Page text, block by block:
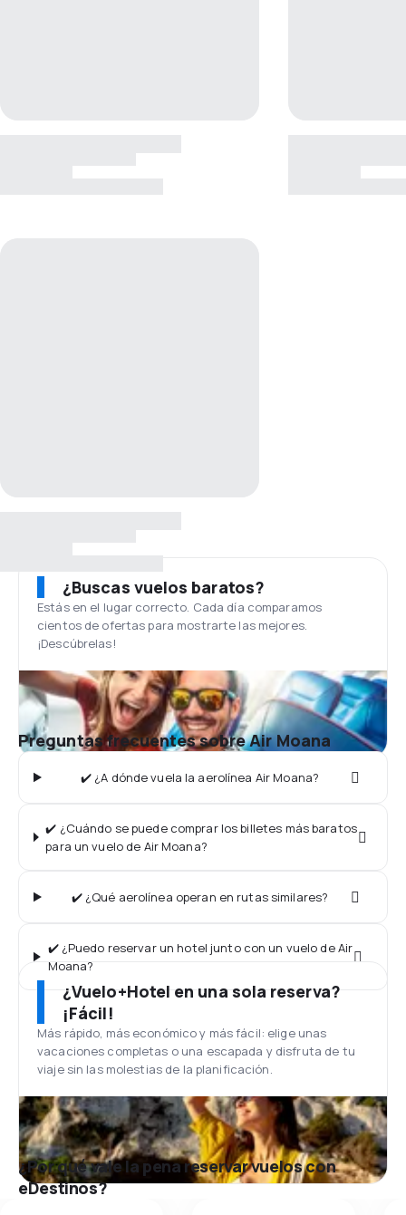
¿Buscas vuelos baratos?
Estás en el lugar correcto. Cada día comparamos
cientos de ofertas para mostrarte las mejores.
¡Descúbrelas!
Preguntas frecuentes sobre Air Moana
✔️ ¿A dónde vuela la aerolínea Air Moana?
✔️ ¿Cuándo se puede comprar los billetes más baratos
para un vuelo de Air Moana?
✔️ ¿Qué aerolínea operan en rutas similares?
✔️ ¿Puedo reservar un hotel junto con un vuelo de Air
Moana?
¿Vuelo+Hotel en una sola reserva?
¡Fácil!
Más rápido, más económico y más fácil: elige unas
vacaciones completas o una escapada y disfruta de tu
viaje sin las molestias de la planificación.
¿Por qué vale la pena reservar vuelos con
eDestinos?